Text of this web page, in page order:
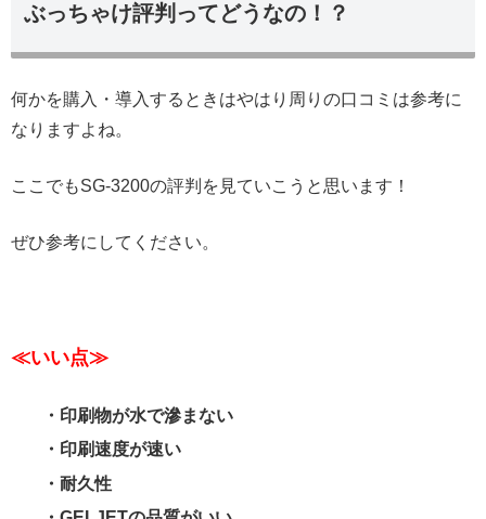
ぶっちゃけ評判ってどうなの！？
何かを購入・導入するときはやはり周りの口コミは参考に
なりますよね。
ここでもSG-3200の評判を見ていこうと思います！
ぜひ参考にしてください。
≪いい点≫
・印刷物が水で滲まない
・印刷速度が速い
・耐久性